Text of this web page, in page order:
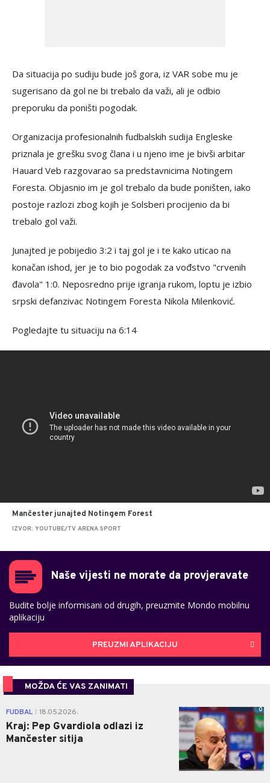
Da situacija po sudiju bude još gora, iz VAR sobe mu je
sugerisano da gol ne bi trebalo da važi, ali je odbio
preporuku da poništi pogodak.
Organizacija profesionalnih fudbalskih sudija Engleske
priznala je grešku svog člana i u njeno ime je bivši arbitar
Hauard Veb razgovarao sa predstavnicima Notingem
Foresta. Objasnio im je gol trebalo da bude poništen, iako
postoje razlozi zbog kojih je Solsberi procijenio da bi
trebalo gol važi.
Junajted je pobijedio 3:2 i taj gol je i te kako uticao na
konačan ishod, jer je to bio pogodak za vođstvo "crvenih
đavola" 1:0. Neposredno prije igranja rukom, loptu je izbio
srpski defanzivac Notingem Foresta Nikola Milenković.
Pogledajte tu situaciju na 6:14
Mančester junajted Notingem Forest
IZVOR: YOUTUBE/TV ARENA SPORT
Naše vijesti ne morate da provjeravate
Budite bolje informisani od drugih, preuzmite Mondo mobilnu
aplikaciju
PREUZMI APLIKACIJU
MOŽDA ĆE VAS ZANIMATI
FUDBAL 18.05.2026.
Kraj: Pep Gvardiola odlazi iz
Mančester sitija
0